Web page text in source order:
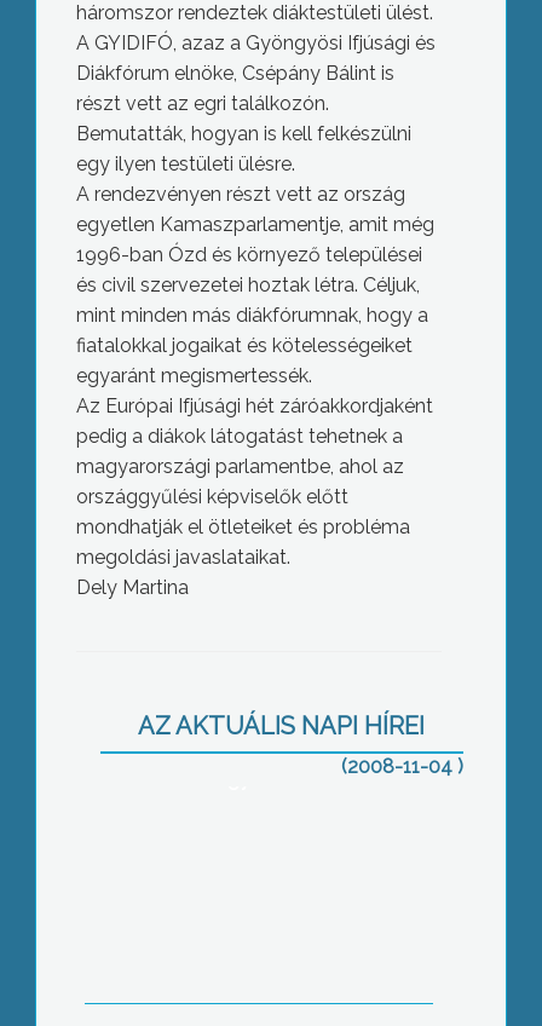
háromszor rendeztek diáktestületi ülést.
A GYIDIFÓ, azaz a Gyöngyösi Ifjúsági és
Diákfórum elnöke, Csépány Bálint is
részt vett az egri találkozón.
Bemutatták, hogyan is kell felkészülni
egy ilyen testületi ülésre.
A rendezvényen részt vett az ország
egyetlen Kamaszparlamentje, amit még
1996-ban Ózd és környező települései
és civil szervezetei hoztak létra. Céljuk,
mint minden más diákfórumnak, hogy a
fiatalokkal jogaikat és kötelességeiket
egyaránt megismertessék.
Az Európai Ifjúsági hét záróakkordjaként
pedig a diákok látogatást tehetnek a
magyarországi parlamentbe, ahol az
országgyűlési képviselők előtt
mondhatják el ötleteiket és probléma
megoldási javaslataikat.
Dely Martina
AZ AKTUÁLIS NAPI HÍREI
(2008-11-04 )
csúszik – jelentette ki Korózs Lajos, a
Szociális és Munkaügyi Minisztérium
államtitkára Gyöngyösön tartott